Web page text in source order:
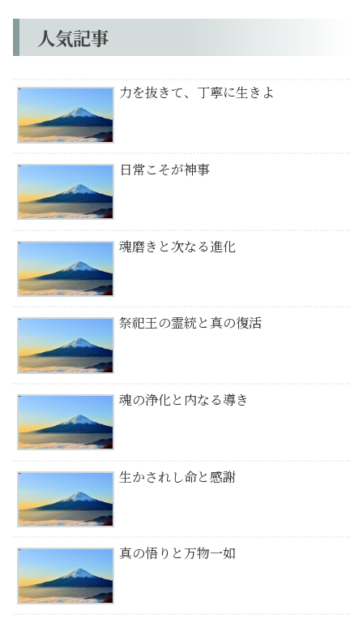
人気記事
力を抜きて、丁寧に生きよ
日常こそが神事
魂磨きと次なる進化
祭祀王の霊統と真の復活
魂の浄化と内なる導き
生かされし命と感謝
真の悟りと万物一如